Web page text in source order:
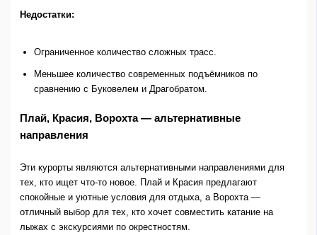
Недостатки:
Ограниченное количество сложных трасс.
Меньшее количество современных подъёмников по
сравнению с Буковелем и Драгобратом.
Плай, Красия, Ворохта — альтернативные
направления
Эти курорты являются альтернативными направлениями для
тех, кто ищет что-то новое. Плай и Красия предлагают
спокойные и уютные условия для отдыха, а Ворохта —
отличный выбор для тех, кто хочет совместить катание на
лыжах с экскурсиями по окрестностям.